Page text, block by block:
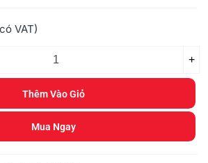
VAT)
+
Thêm Vào Giỏ
Mua Ngay